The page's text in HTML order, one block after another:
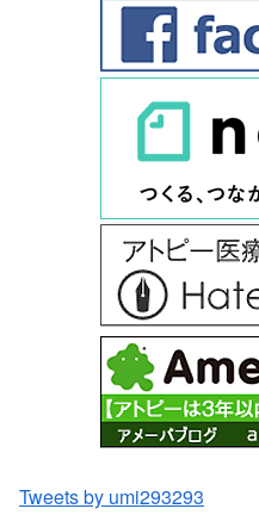
Tweets by umi293293